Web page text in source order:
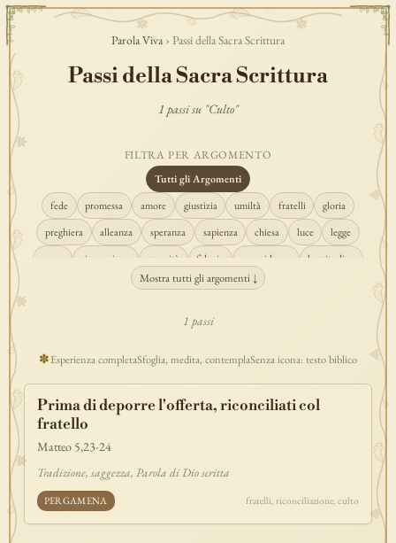
Parola Viva › Passi della Sacra Scrittura
Passi della Sacra Scrittura
1 passi su "Culto"
FILTRA PER ARGOMENTO
Tutti gli Argomenti
fede
promessa amore giustizia umiltà fratelli
gloria
preghiera
alleanza speranza sapienza chiesa luce
legge
risurrezione eternità fiducia provvidenza
beatitudine
creazione spirito fedeltà perdono
gioia
carità cristo prudenza maria libertà
salvezza
discepolato
teofania
benedizione
incarnazione
natale epifania signoria
sete
stelle timor-di-dio pasqua esodo
acqua
prova
dolore morte vita battesimo
nuova-alleanza
Mostra tutti gli argomenti ↓
1 passi
✽Esperienza completaSfoglia, medita, contemplaSenza icona: testo biblico
Prima di deporre l'offerta, riconciliati col
fratello
Matteo 5,23-24
Tradizione, saggezza, Parola di Dio scritta
PERGAMENA fratelli, riconciliazione, culto